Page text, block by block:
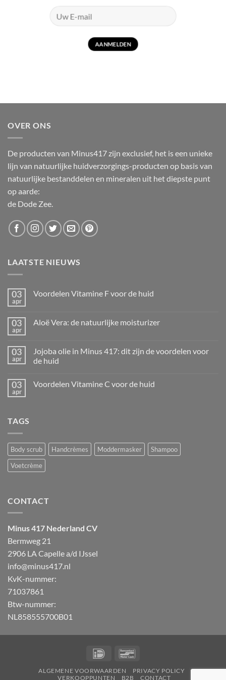
OVER ONS
De producten van Minus417 zijn exclusief, het is een unieke
lijn van natuurlijke huidverzorgings-producten op basis van
natuurlijke bestanddelen en mineralen uit het diepste punt
op aarde:
de Dode Zee.
LAATSTE NIEUWS
03
apr
Voordelen Vitamine F voor de huid
Voordelen
de
huid
03
apr
Aloë Vera: de natuurlijke moisturizer
Aloë
Vera:
de
03
apr
Jojoba olie in Minus 417: dit zijn de voordelen voor
de huid
op
voordelen
voor
de
03
apr
Voordelen Vitamine C voor de huid
huid
TAGS
Body scrub Handcrèmes Moddermasker
Shampoo
Voetcrème
CONTACT
Minus 417 Nederland CV
Bermweg 21
2906 LA Capelle a/d IJssel
info@minus417.nl
KvK-nummer:
71037861
Btw-nummer:
NL858555700B01
IDeal
ALGEMENE VOORWAARDEN
PRIVACY POLICY
VERKOOPPUNTEN
B2B CONTACT